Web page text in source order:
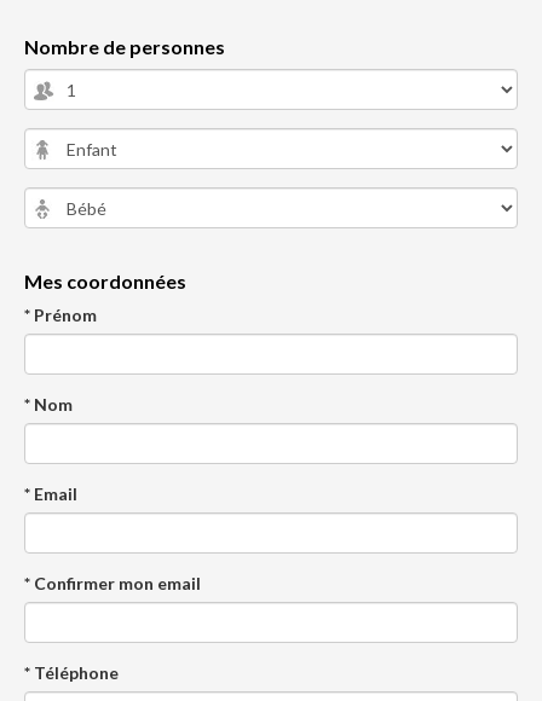
Nombre de personnes
Mes coordonnées
* Prénom
* Nom
* Email
* Confirmer mon email
* Téléphone